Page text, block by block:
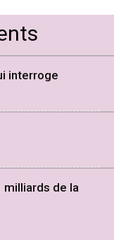
interroge
milliards de la